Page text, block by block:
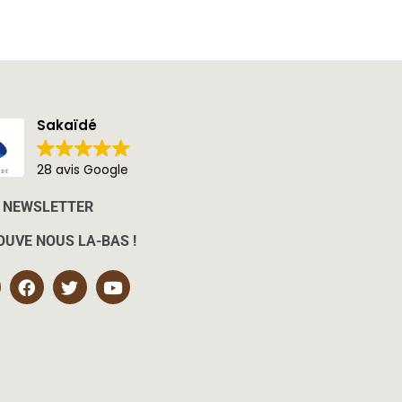
Sakaïdé
28 avis Google
NEWSLETTER
NOUS LA-BAS !